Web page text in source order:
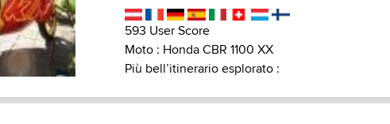
593 User Score
Moto : Honda CBR 1100 XX
Più bell’itinerario esplorato :